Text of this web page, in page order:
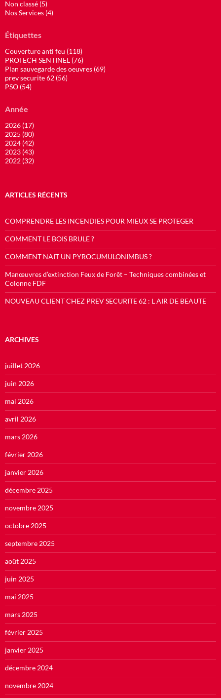
Non classé (5)
Nos Services (4)
Étiquettes
Couverture anti feu (118)
PROTECH SENTINEL (76)
Plan sauvegarde des oeuvres (69)
prev securite 62 (56)
PSO (54)
Année
2026 (17)
2025 (80)
2024 (42)
2023 (43)
2022 (32)
ARTICLES RÉCENTS
COMPRENDRE LES INCENDIES POUR MIEUX SE PROTEGER
COMMENT LE BOIS BRULE ?
COMMENT NAIT UN PYROCUMULONIMBUS ?
Manœuvres d’extinction Feux de Forêt – Techniques combinées et
Colonne FDF
NOUVEAU CLIENT CHEZ PREV SECURITE 62 : L AIR DE BEAUTE
ARCHIVES
juillet 2026
juin 2026
mai 2026
avril 2026
mars 2026
février 2026
janvier 2026
décembre 2025
novembre 2025
octobre 2025
septembre 2025
août 2025
juin 2025
mai 2025
mars 2025
février 2025
janvier 2025
décembre 2024
novembre 2024